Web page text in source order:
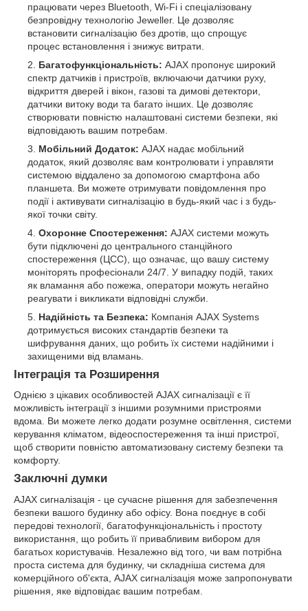
працювати через Bluetooth, Wi-Fi і спеціалізовану
безпровідну технологію Jeweller. Це дозволяє
встановити сигналізацію без дротів, що спрощує
процес встановлення і знижує витрати.
Багатофункціональність: AJAX пропонує широкий
спектр датчиків і пристроїв, включаючи датчики руху,
відкриття дверей і вікон, газові та димові детектори,
датчики витоку води та багато інших. Це дозволяє
створювати повністю налаштовані системи безпеки, які
відповідають вашим потребам.
Мобільний Додаток: AJAX надає мобільний
додаток, який дозволяє вам контролювати і управляти
системою віддалено за допомогою смартфона або
планшета. Ви можете отримувати повідомлення про
події і активувати сигналізацію в будь-який час і з будь-
якої точки світу.
Охоронне Спостереження: AJAX системи можуть
бути підключені до центрального станційного
спостереження (ЦСС), що означає, що вашу систему
моніторять професіонали 24/7. У випадку подій, таких
як вламання або пожежа, оператори можуть негайно
реагувати і викликати відповідні служби.
Надійність та Безпека: Компанія AJAX Systems
дотримується високих стандартів безпеки та
шифрування даних, що робить їх системи надійними і
захищеними від вламань.
Інтеграція та Розширення
Однією з цікавих особливостей AJAX сигналізації є її
можливість інтеграції з іншими розумними пристроями
вдома. Ви можете легко додати розумне освітлення, системи
керування кліматом, відеоспостереження та інші пристрої,
щоб створити повністю автоматизовану систему безпеки та
комфорту.
Заключні думки
AJAX сигналізація - це сучасне рішення для забезпечення
безпеки вашого будинку або офісу. Вона поєднує в собі
передові технології, багатофункціональність і простоту
використання, що робить її привабливим вибором для
багатьох користувачів. Незалежно від того, чи вам потрібна
проста система для будинку, чи складніша система для
комерційного об'єкта, AJAX сигналізація може запропонувати
рішення, яке відповідає вашим потребам.